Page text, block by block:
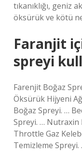
tıkanıklığı, geniz
öksürük ve kötü
Faranjit
spreyi
Farenjit Boğaz
Öksürük Hijyeni
Boğaz Spreyi. …
Spreyi. … Nutraxin
Throttle Gaz
Temizleme Spreyi.